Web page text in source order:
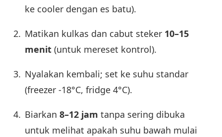
ke cooler dengan es batu).
Matikan kulkas dan cabut steker 10–15
menit (untuk mereset kontrol).
Nyalakan kembali; set ke suhu standar
(freezer -18°C, fridge 4°C).
Biarkan 8–12 jam tanpa sering dibuka
untuk melihat apakah suhu bawah mulai